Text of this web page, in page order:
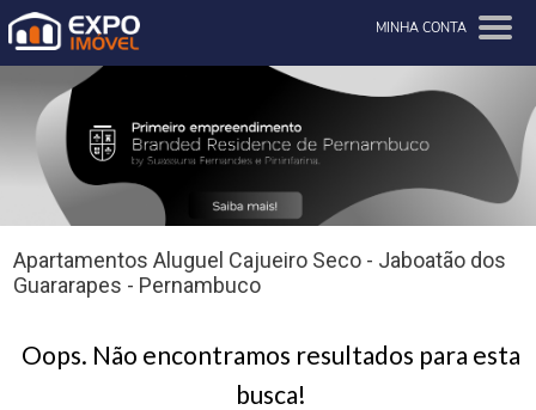
MINHA CONTA
Apartamentos Aluguel Cajueiro Seco - Jaboatão dos
Guararapes - Pernambuco
Oops. Não encontramos resultados para esta
busca!